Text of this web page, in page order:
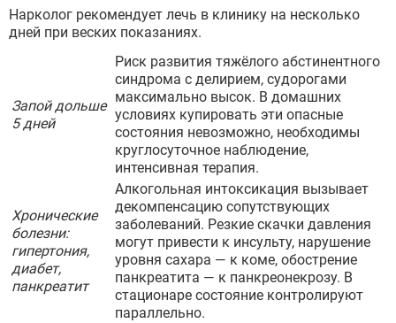
Нарколог рекомендует лечь в клинику на несколько
дней при веских показаниях.
Запой дольше
5 дней
Риск развития тяжёлого абстинентного
синдрома с делирием, судорогами
максимально высок. В домашних
условиях купировать эти опасные
состояния невозможно, необходимы
круглосуточное наблюдение,
интенсивная терапия.
Хронические
болезни:
гипертония,
диабет,
панкреатит
Алкогольная интоксикация вызывает
декомпенсацию сопутствующих
заболеваний. Резкие скачки давления
могут привести к инсульту, нарушение
уровня сахара — к коме, обострение
панкреатита — к панкреонекрозу. В
стационаре состояние контролируют
параллельно.